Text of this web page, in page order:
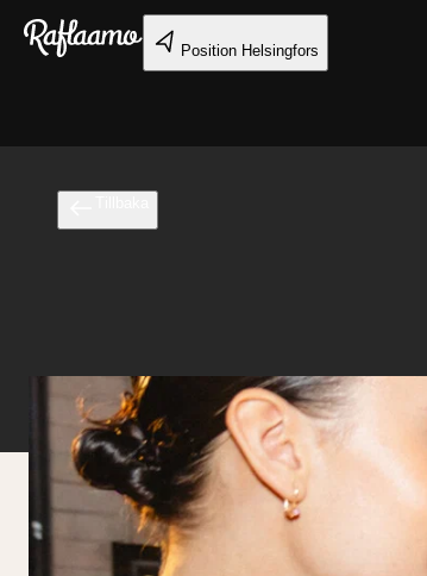
Gå till huvudinnehållet
Position Helsingfors